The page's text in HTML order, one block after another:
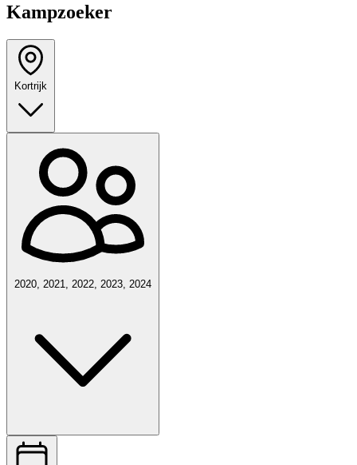
Kampzoeker
Kortrijk
2020, 2021, 2022, 2023, 2024